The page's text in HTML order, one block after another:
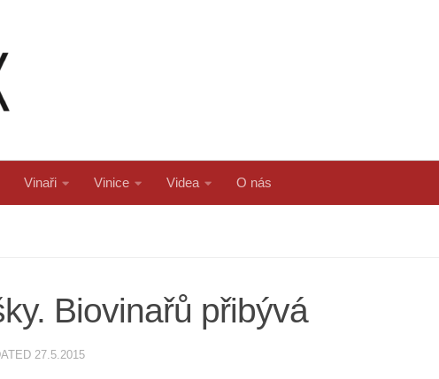
Vinaři Vinice Videa O nás
Biovinařů přibývá
27.5.2015